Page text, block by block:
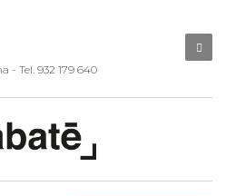
- Tel. 932 179 640